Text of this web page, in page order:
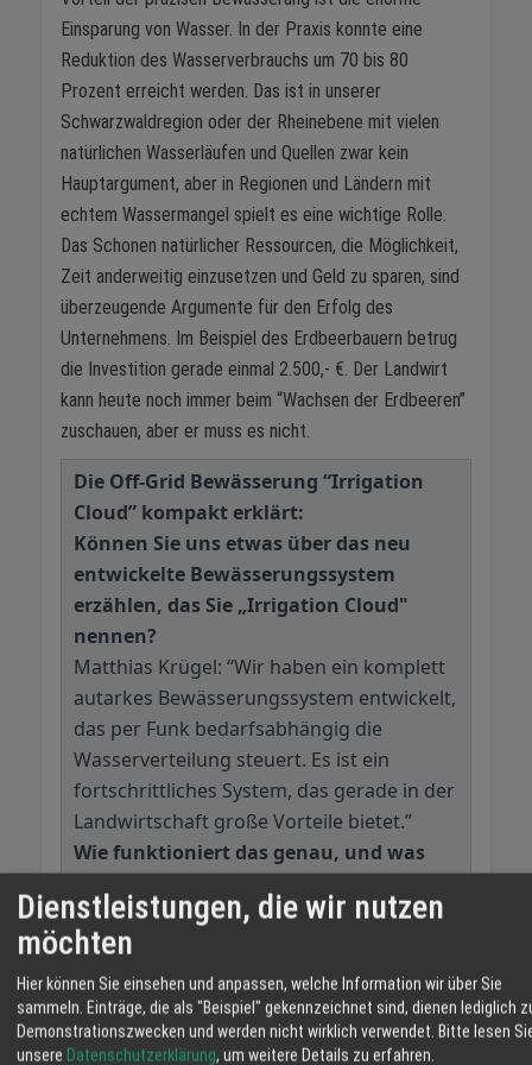
Einsparung von Wasser. In der Praxis konnte eine
Reduktion des Wasserverbrauchs um 70 bis 80
Prozent erreicht werden. Das ist in unserer
Schwarzwaldregion oder der Rheinebene mit vielen
natürlichen Wasserläufen und Quellen zwar kein
Hauptargument, aber in Regionen und Ländern mit
echtem Wassermangel spielt es eine wichtige Rolle.
Das Schonen natürlicher Ressourcen, die Möglichkeit,
Zeit anderweitig einzusetzen und Geld zu sparen, sind
überzeugende Argumente für den Erfolg des
Unternehmens. Im Beispiel des Erdbeerbauern betrug
die Investition gerade einmal 2.500,- €. Der Landwirt
kann heute noch immer beim “Wachsen der Erdbeeren”
zuschauen, aber er muss es nicht.
Die Off-Grid Bewässerung “Irrigation
Cloud” kompakt erklärt:
Können Sie uns etwas über das neu
entwickelte Bewässerungssystem
erzählen, das Sie „Irrigation Cloud"
nennen?
Matthias Krügel: “Wir haben ein komplett
autarkes Bewässerungssystem entwickelt,
das per Funk bedarfsabhängig die
Wasserverteilung steuert. Es ist ein
fortschrittliches System, das gerade in der
Landwirtschaft große Vorteile bietet.”
Wie funktioniert das genau, und was
Matthias Krügel: “Nun, das System besteht
aus batteriebetriebenen Ventilen und
Sensoren, die bis zu 15 Jahre halten, ohne
dass die Batterien ausgetauscht werden
müssen. Dazu gibt es ein Gateway,
Dienstleistungen, die wir nutzen
möchten
Hier können Sie einsehen und anpassen, welche Information wir über Sie
sammeln. Einträge, die als "Beispiel" gekennzeichnet sind, dienen lediglich
Demonstrationszwecken und werden nicht wirklich verwendet. Bitte lesen
unsere Datenschutzerklärung, um weitere Details zu erfahren.